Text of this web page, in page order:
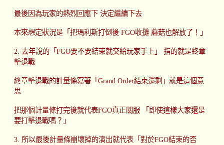
最後因為玩家的熱烈回應下 決定繼續下去
本來想定狀況是「把瑪利斯打倒後 FGO收攤 蘑菇也解放了！」
2. 去年說的「FGO要不要結束就交給玩家手上」 指的就是終章
擊退戰
終章擊退戰的計量條寫著「Grand Order結束還剩」就是這個意
思
把那個計量條打完後就代表FGO真正關服 「即使這樣大家還是
要打擊退戰嗎？」
3. 所以最後計量條崩壞掉的演出就代表「對於FGO結束的否